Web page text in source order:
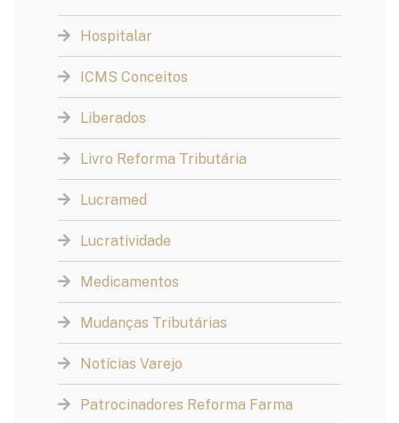
Hospitalar
ICMS Conceitos
Liberados
Livro Reforma Tributária
Lucramed
Lucratividade
Medicamentos
Mudanças Tributárias
Notícias Varejo
Patrocinadores Reforma Farma